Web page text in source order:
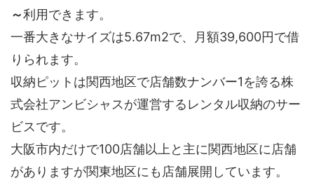
～利用できます。
一番大きなサイズは5.67m2で、月額39,600円で借
りられます。
収納ピットは関西地区で店舗数ナンバー1を誇る株
式会社アンビシャスが運営するレンタル収納のサー
ビスです。
大阪市内だけで100店舗以上と主に関西地区に店舗
がありますが関東地区にも店舗展開しています。